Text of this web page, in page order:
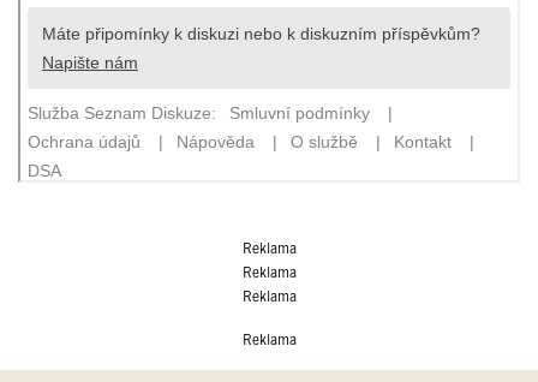
Reklama
Reklama
Reklama
Reklama